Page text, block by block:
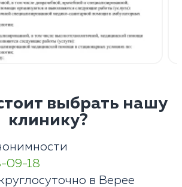
выбрать нашу
клинику?
09-18
в Верее